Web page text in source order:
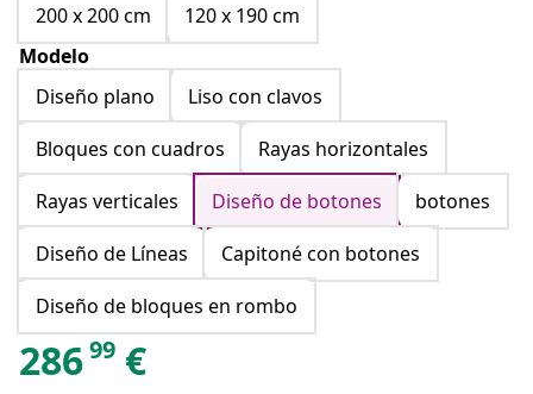
200 x 200 cm
120 x 190 cm
Modelo
Diseño plano
Liso con clavos
Bloques con cuadros
Rayas horizontales
Rayas verticales
Diseño de botones
botones
Diseño de Líneas
Capitoné con botones
Diseño de bloques en rombo
28699 €